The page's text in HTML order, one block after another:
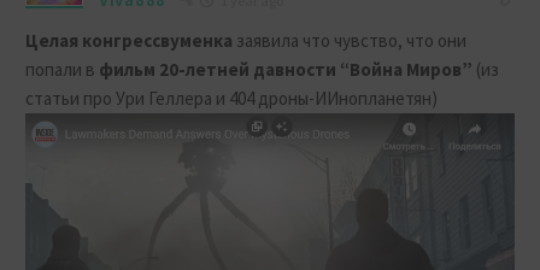
Целая конгрессвуменка заявила что чувство, что они
попали в фильм 20-летней давности “Война Миров” (из
статьи про Ури Геллера и 404 дроны-ИИнопланетян)